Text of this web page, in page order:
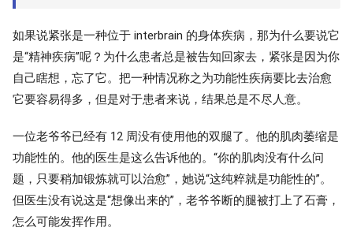
如果说紧张是一种位于 interbrain 的身体疾病，那为什么要说它
是“精神疾病”呢？为什么患者总是被告知回家去，紧张是因为你
自己瞎想，忘了它。把一种情况称之为功能性疾病要比去治愈
它要容易得多，但是对于患者来说，结果总是不尽人意。
一位老爷爷已经有 12 周没有使用他的双腿了。他的肌肉萎缩是
功能性的。他的医生是这么告诉他的。“你的肌肉没有什么问
题，只要稍加锻炼就可以治愈”，她说“这纯粹就是功能性的”。
但医生没有说这是“想像出来的”，老爷爷断的腿被打上了石膏，
怎么可能发挥作用。